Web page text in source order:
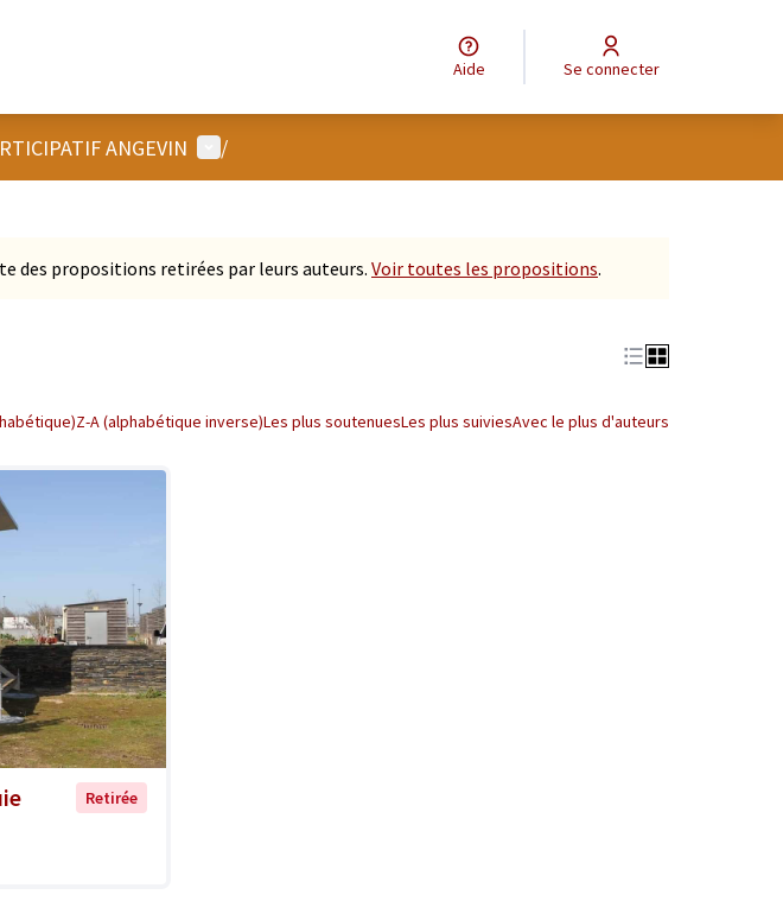
Aide Se connecter
ANGEVIN Menu utilisateur
/
des propositions retirées par leurs auteurs. Voir toutes les propositions.
Z-A (alphabétique inverse)Les plus soutenuesLes plus suiviesAvec le plus d'auteurs
Retirée